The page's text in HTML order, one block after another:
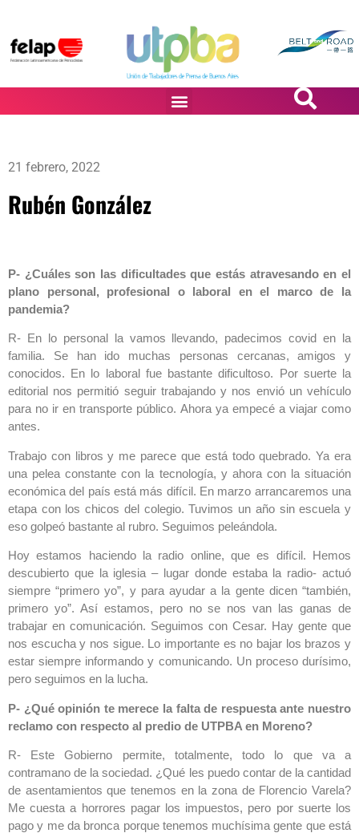
21 febrero, 2022
Rubén González
P- ¿Cuáles son las dificultades que estás atravesando en el
plano personal, profesional o laboral en el marco de la
pandemia?
R- En lo personal la vamos llevando, padecimos covid en la
familia. Se han ido muchas personas cercanas, amigos y
conocidos. En lo laboral fue bastante dificultoso. Por suerte la
editorial nos permitió seguir trabajando y nos envió un vehículo
para no ir en transporte público. Ahora ya empecé a viajar como
antes.
Trabajo con libros y me parece que está todo quebrado. Ya era
una pelea constante con la tecnología, y ahora con la situación
económica del país está más difícil. En marzo arrancaremos una
etapa con los chicos del colegio. Tuvimos un año sin escuela y
eso golpeó bastante al rubro. Seguimos peleándola.
Hoy estamos haciendo la radio online, que es difícil. Hemos
descubierto que la iglesia – lugar donde estaba la radio- actuó
siempre “primero yo”, y para ayudar a la gente dicen “también,
primero yo”. Así estamos, pero no se nos van las ganas de
trabajar en comunicación. Seguimos con Cesar. Hay gente que
nos escucha y nos sigue. Lo importante es no bajar los brazos y
estar siempre informando y comunicando. Un proceso durísimo,
pero seguimos en la lucha.
P- ¿Qué opinión te merece la falta de respuesta ante nuestro
reclamo con respecto al predio de UTPBA en Moreno?
R- Este Gobierno permite, totalmente, todo lo que va a
contramano de la sociedad. ¿Qué les puedo contar de la cantidad
de asentamientos que tenemos en la zona de Florencio Varela?
Me cuesta a horrores pagar los impuestos, pero por suerte los
pago y me da bronca porque tenemos muchísima gente que está